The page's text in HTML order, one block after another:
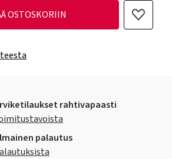
OSTOSKORIIN
rahtivapaasti
palautus